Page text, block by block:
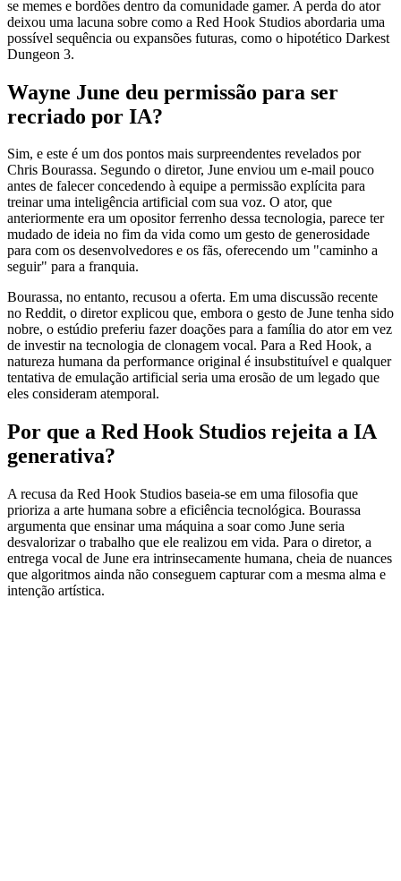
se memes e bordões dentro da comunidade gamer. A perda do ator
deixou uma lacuna sobre como a Red Hook Studios abordaria uma
possível sequência ou expansões futuras, como o hipotético Darkest
Dungeon 3.
Wayne June deu permissão para ser
recriado por IA?
Sim, e este é um dos pontos mais surpreendentes revelados por
Chris Bourassa. Segundo o diretor, June enviou um e-mail pouco
antes de falecer concedendo à equipe a permissão explícita para
treinar uma inteligência artificial com sua voz. O ator, que
anteriormente era um opositor ferrenho dessa tecnologia, parece ter
mudado de ideia no fim da vida como um gesto de generosidade
para com os desenvolvedores e os fãs, oferecendo um "caminho a
seguir" para a franquia.
Bourassa, no entanto, recusou a oferta. Em uma discussão recente
no Reddit, o diretor explicou que, embora o gesto de June tenha sido
nobre, o estúdio preferiu fazer doações para a família do ator em vez
de investir na tecnologia de clonagem vocal. Para a Red Hook, a
natureza humana da performance original é insubstituível e qualquer
tentativa de emulação artificial seria uma erosão de um legado que
eles consideram atemporal.
Por que a Red Hook Studios rejeita a IA
generativa?
A recusa da Red Hook Studios baseia-se em uma filosofia que
prioriza a arte humana sobre a eficiência tecnológica. Bourassa
argumenta que ensinar uma máquina a soar como June seria
desvalorizar o trabalho que ele realizou em vida. Para o diretor, a
entrega vocal de June era intrinsecamente humana, cheia de nuances
que algoritmos ainda não conseguem capturar com a mesma alma e
intenção artística.